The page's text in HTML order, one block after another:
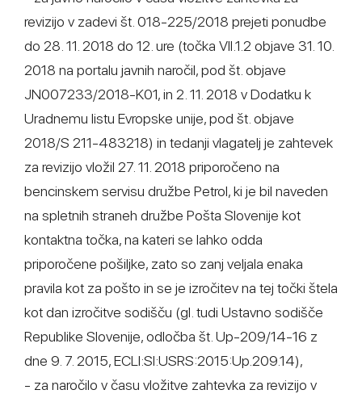
revizijo v zadevi št. 018-225/2018 prejeti ponudbe
do 28. 11. 2018 do 12. ure (točka VII.1.2 objave 31. 10.
2018 na portalu javnih naročil, pod št. objave
JN007233/2018-K01, in 2. 11. 2018 v Dodatku k
Uradnemu listu Evropske unije, pod št. objave
2018/S 211-483218) in tedanji vlagatelj je zahtevek
za revizijo vložil 27. 11. 2018 priporočeno na
bencinskem servisu družbe Petrol, ki je bil naveden
na spletnih straneh družbe Pošta Slovenije kot
kontaktna točka, na kateri se lahko odda
priporočene pošiljke, zato so zanj veljala enaka
pravila kot za pošto in se je izročitev na tej točki štela
kot dan izročitve sodišču (gl. tudi Ustavno sodišče
Republike Slovenije, odločba št. Up-209/14-16 z
dne 9. 7. 2015, ECLI:SI:USRS:2015:Up.209.14),
- za naročilo v času vložitve zahtevka za revizijo v